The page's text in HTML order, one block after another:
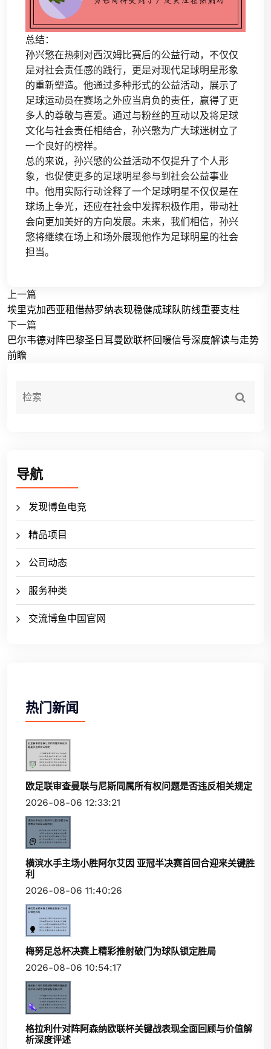
总结：
孙兴慜在热刺对西汉姆比赛后的公益行动，不仅仅
是对社会责任感的践行，更是对现代足球明星形象
的重新塑造。他通过多种形式的公益活动，展示了
足球运动员在赛场之外应当肩负的责任，赢得了更
多人的尊敬与喜爱。通过与粉丝的互动以及将足球
文化与社会责任相结合，孙兴慜为广大球迷树立了
一个良好的榜样。
总的来说，孙兴慜的公益活动不仅提升了个人形
象，也促使更多的足球明星参与到社会公益事业
中。他用实际行动诠释了一个足球明星不仅仅是在
球场上争光，还应在社会中发挥积极作用，带动社
会向更加美好的方向发展。未来，我们相信，孙兴
慜将继续在场上和场外展现他作为足球明星的社会
担当。
上一篇
埃里克加西亚租借赫罗纳表现稳健成球队防线重要支柱
下一篇
巴尔韦德对阵巴黎圣日耳曼欧联杯回暖信号深度解读与走势
前瞻
导航
发现博鱼电竞
精品项目
公司动态
服务种类
交流博鱼中国官网
热门新闻
欧足联审查曼联与尼斯同属所有权问题是否违反相关规定
2026-08-06 12:33:21
横滨水手主场小胜阿尔艾因 亚冠半决赛首回合迎来关键胜
利
2026-08-06 11:40:26
梅努足总杯决赛上精彩推射破门为球队锁定胜局
2026-08-06 10:54:17
格拉利什对阵阿森纳欧联杯关键战表现全面回顾与价值解
析深度评述